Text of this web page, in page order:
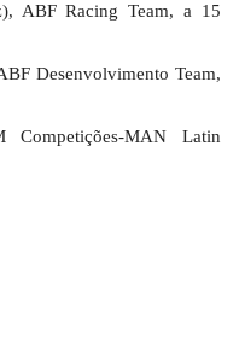
ABF Racing Team, a 15
Desenvolvimento Team,
Competições-MAN Latin